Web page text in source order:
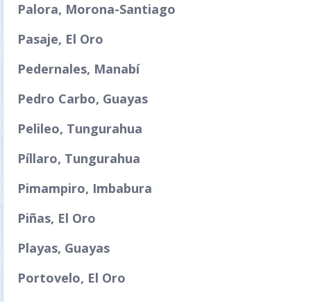
Palora, Morona-Santiago
Pasaje, El Oro
Pedernales, Manabí
Pedro Carbo, Guayas
Pelileo, Tungurahua
Píllaro, Tungurahua
Pimampiro, Imbabura
Piñas, El Oro
Playas, Guayas
Portovelo, El Oro